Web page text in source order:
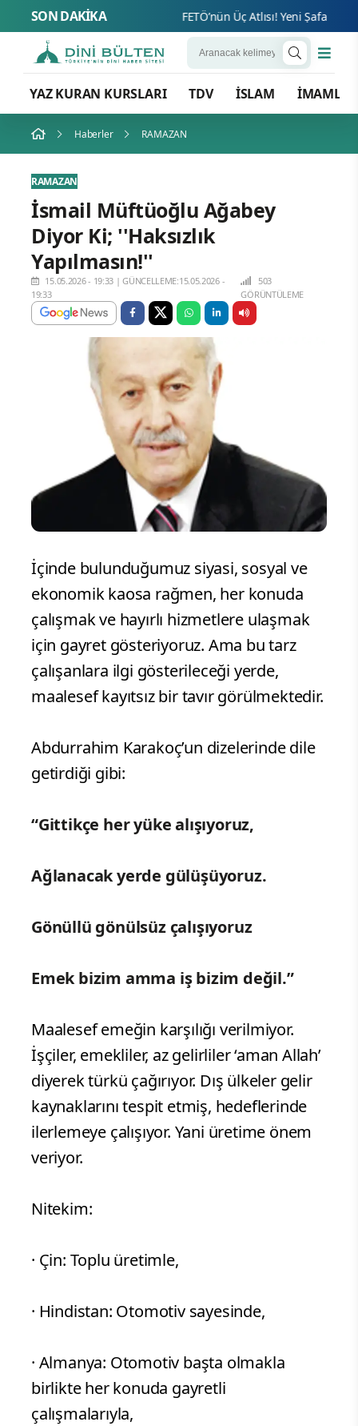
SON DAKİKA
YAZ KURAN KURSLARI TDV İSLAM İMAMLAR
Haberler RAMAZAN
RAMAZAN
İsmail Müftüoğlu Ağabey
Diyor Ki; ''Haksızlık
Yapılmasın!''
15.05.2026 - 19:33 |GÜNCELLEME:15.05.2026 -
19:33
503
GÖRÜNTÜLEME
İçinde bulunduğumuz siyasi, sosyal ve
ekonomik kaosa rağmen, her konuda
çalışmak ve hayırlı hizmetlere ulaşmak
için gayret gösteriyoruz. Ama bu tarz
çalışanlara ilgi gösterileceği yerde,
maalesef kayıtsız bir tavır görülmektedir.
Abdurrahim Karakoç’un dizelerinde dile
getirdiği gibi:
“Gittikçe her yüke alışıyoruz,
Ağlanacak yerde gülüşüyoruz.
Gönüllü gönülsüz çalışıyoruz
Emek bizim amma iş bizim değil.”
Maalesef emeğin karşılığı verilmiyor.
İşçiler, emekliler, az gelirliler ‘aman Allah’
diyerek türkü çağırıyor. Dış ülkeler gelir
kaynaklarını tespit etmiş, hedeflerinde
ilerlemeye çalışıyor. Yani üretime önem
veriyor.
Nitekim:
· Çin: Toplu üretimle,
· Hindistan: Otomotiv sayesinde,
· Almanya: Otomotiv başta olmakla
birlikte her konuda gayretli
çalışmalarıyla,